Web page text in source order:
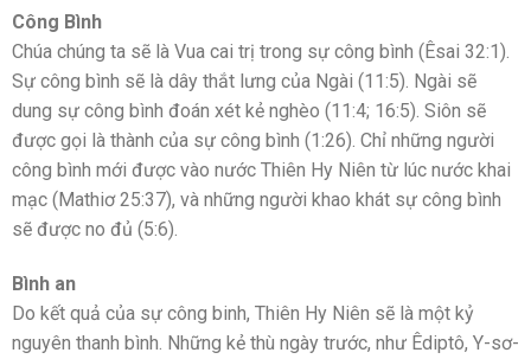
Công Bình
Chúa chúng ta sẽ là Vua cai trị trong sự công bình (Êsai 32:1).
Sự công bình sẽ là dây thắt lưng của Ngài (11:5). Ngài sẽ
dung sự công bình đoán xét kẻ nghèo (11:4; 16:5). Siôn sẽ
được gọi là thành của sự công bình (1:26). Chỉ những người
công bình mới được vào nước Thiên Hy Niên từ lúc nước khai
mạc (Mathiơ 25:37), và những người khao khát sự công bình
sẽ được no đủ (5:6).
Bình an
Do kết quả của sự công binh, Thiên Hy Niên sẽ là một kỷ
nguyên thanh bình. Những kẻ thù ngày trước, như Êdiptô, Y-sơ-